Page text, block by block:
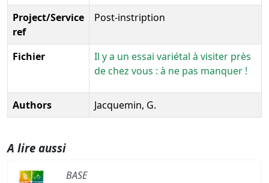
Project/Service
ref
Post-instription
Fichier
Il y a un essai variétal à visiter près
de chez vous : à ne pas manquer !
Authors Jacquemin, G.
A lire aussi
BASE